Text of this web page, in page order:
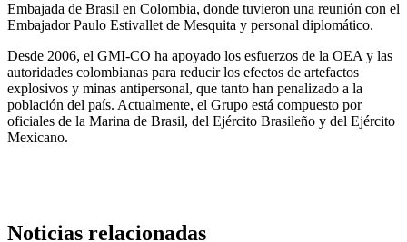
Embajada de Brasil en Colombia, donde tuvieron una reunión con el
Embajador Paulo Estivallet de Mesquita y personal diplomático.
Desde 2006, el GMI-CO ha apoyado los esfuerzos de la OEA y las
autoridades colombianas para reducir los efectos de artefactos
explosivos y minas antipersonal, que tanto han penalizado a la
población del país. Actualmente, el Grupo está compuesto por
oficiales de la Marina de Brasil, del Ejército Brasileño y del Ejército
Mexicano.
Noticias relacionadas